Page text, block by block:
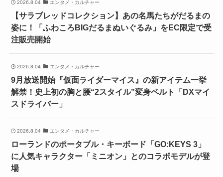
2026.8.04 エンタメ・カルチャー
【サラブレッドコレクション】あの名馬たちがだるまの
姿に！「ふわころBIGだるまぬいぐるみ」をEC限定で受
注販売開始
2026.8.04 エンタメ・カルチャー
9月放送開始『仮面ライダーマイス』の新アイテム一挙
解禁！史上初の胸と腰“2スタイル”変身ベルト「DXマイ
スドライバー」
2026.8.04 エンタメ・カルチャー
ローランドのポータブル・キーボード「GO:KEYS 3」
に人気キャラクター「ミニオン」とのコラボモデルが登
場